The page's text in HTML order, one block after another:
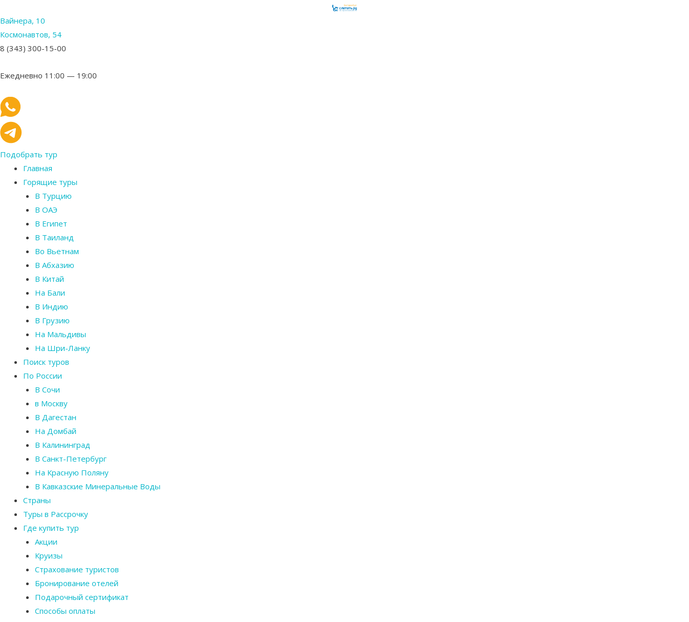
Вайнера, 10
Космонавтов, 54
8 (343) 300-15-00
Ежедневно 11:00 — 19:00
Подобрать тур
Главная
Горящие туры
В Турцию
В ОАЭ
В Египет
В Таиланд
Во Вьетнам
В Абхазию
В Китай
На Бали
В Индию
В Грузию
На Мальдивы
На Шри-Ланку
Поиск туров
По России
В Сочи
в Москву
В Дагестан
На Домбай
В Калининград
В Санкт-Петербург
На Красную Поляну
В Кавказские Минеральные Воды
Страны
Туры в Рассрочку
Где купить тур
Акции
Круизы
Страхование туристов
Бронирование отелей
Подарочный сертификат
Способы оплаты